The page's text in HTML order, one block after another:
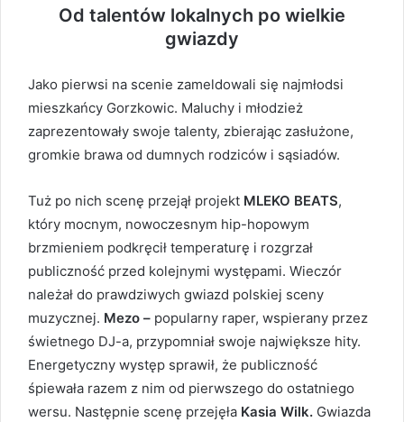
Od talentów lokalnych po wielkie
gwiazdy
Jako pierwsi na scenie zameldowali się najmłodsi
mieszkańcy Gorzkowic. Maluchy i młodzież
zaprezentowały swoje talenty, zbierając zasłużone,
gromkie brawa od dumnych rodziców i sąsiadów.
Tuż po nich scenę przejął projekt MLEKO BEATS,
który mocnym, nowoczesnym hip-hopowym
brzmieniem podkręcił temperaturę i rozgrzał
publiczność przed kolejnymi występami. Wieczór
należał do prawdziwych gwiazd polskiej sceny
muzycznej. Mezo – popularny raper, wspierany przez
świetnego DJ-a, przypomniał swoje największe hity.
Energetyczny występ sprawił, że publiczność
śpiewała razem z nim od pierwszego do ostatniego
wersu. Następnie scenę przejęła Kasia Wilk. Gwiazda